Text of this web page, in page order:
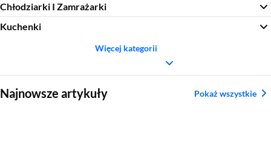
Chłodziarki I Zamrażarki
Kuchenki
Więcej kategorii
Najnowsze artykuły Pokaż wszystkie